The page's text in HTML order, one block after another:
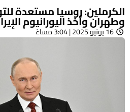
الكرملين: روسيا مستعدة
وطهران وأخذ اليورانيوم
16 يونيو 2025 | 3:04 مساءً